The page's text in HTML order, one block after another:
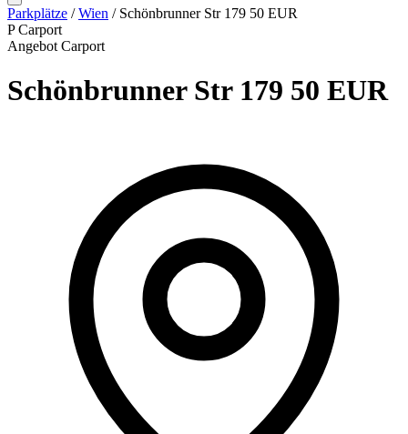
Parkplätze / Wien / Schönbrunner Str 179 50 EUR
P Carport
Angebot Carport
Schönbrunner Str 179 50 EUR